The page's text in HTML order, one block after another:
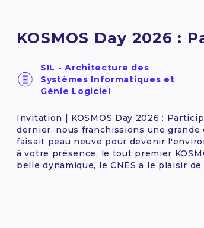
KOSMOS Day 2026 :
SIL - Architecture des
Systèmes Informatiques et
Génie Logiciel
Invitation | KOSMOS Day 2026 :
dernier, nous franchissions une grande
faisait peau neuve pour devenir
à votre présence, le tout premier
belle dynamique, le CNES a le plaisir